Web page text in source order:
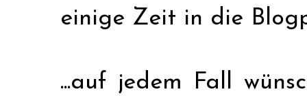
einige Zeit in die
...auf jedem Fall